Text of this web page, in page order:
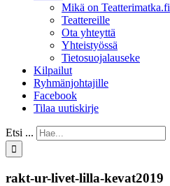
Mikä on Teatterimatka.fi
Teattereille
Ota yhteyttä
Yhteistyössä
Tietosuojalauseke
Kilpailut
Ryhmänjohtajille
Facebook
Tilaa uutiskirje
Etsi ...
rakt-ur-livet-lilla-kevat2019